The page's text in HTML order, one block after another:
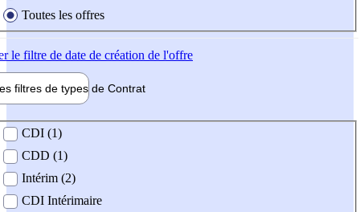
Toutes les offres
le filtre de date de création de l'offre
filtres de types de Contrat
contrat
CDI (1)
CDD (1)
Intérim (2)
CDI Intérimaire